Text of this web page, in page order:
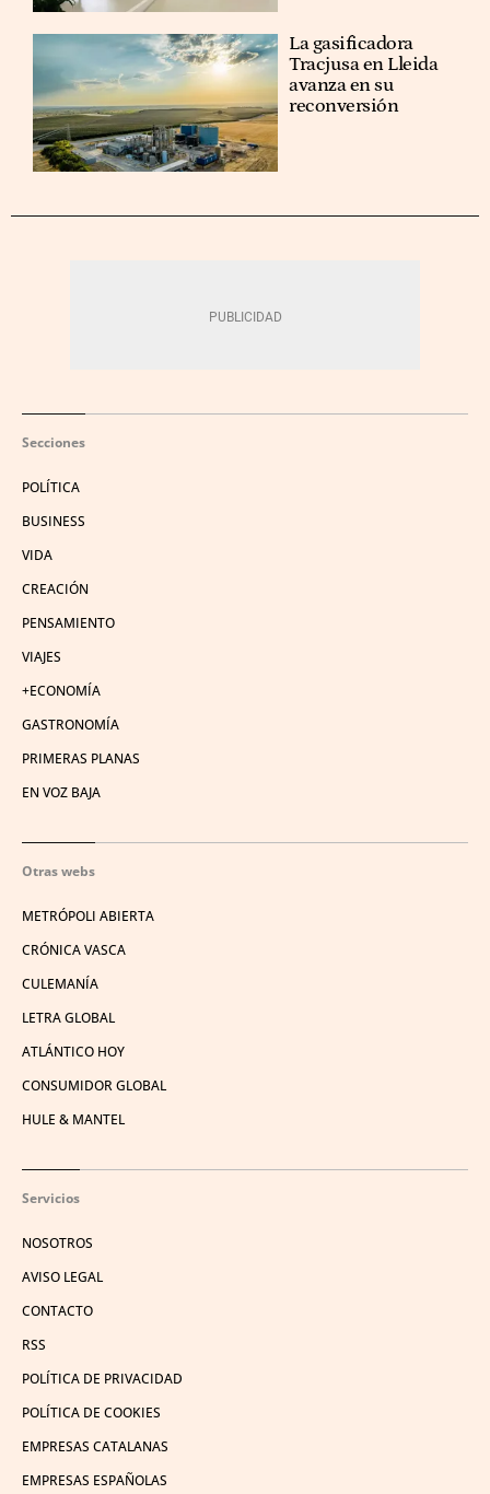
La gasificadora
Tracjusa en Lleida
avanza en su
reconversión
Secciones
POLÍTICA
BUSINESS
VIDA
CREACIÓN
PENSAMIENTO
VIAJES
+ECONOMÍA
GASTRONOMÍA
PRIMERAS PLANAS
EN VOZ BAJA
Otras webs
METRÓPOLI ABIERTA
CRÓNICA VASCA
CULEMANÍA
LETRA GLOBAL
ATLÁNTICO HOY
CONSUMIDOR GLOBAL
HULE & MANTEL
Servicios
NOSOTROS
AVISO LEGAL
CONTACTO
RSS
POLÍTICA DE PRIVACIDAD
POLÍTICA DE COOKIES
EMPRESAS CATALANAS
EMPRESAS ESPAÑOLAS